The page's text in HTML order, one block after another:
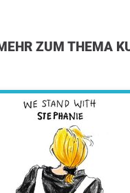
MEHR ZUM THEMA